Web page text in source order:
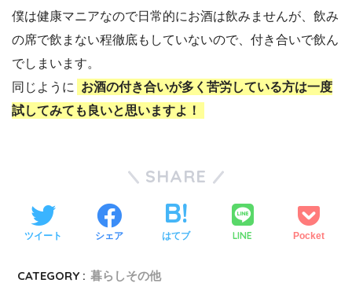
僕は健康マニアなので日常的にお酒は飲みませんが、飲み
の席で飲まない程徹底もしていないので、付き合いで飲ん
でしまいます。
同じように お酒の付き合いが多く苦労している方は一度
試してみても良いと思いますよ！
SHARE
ツイート シェア はてブ LINE Pocket
CATEGORY : 暮らしその他